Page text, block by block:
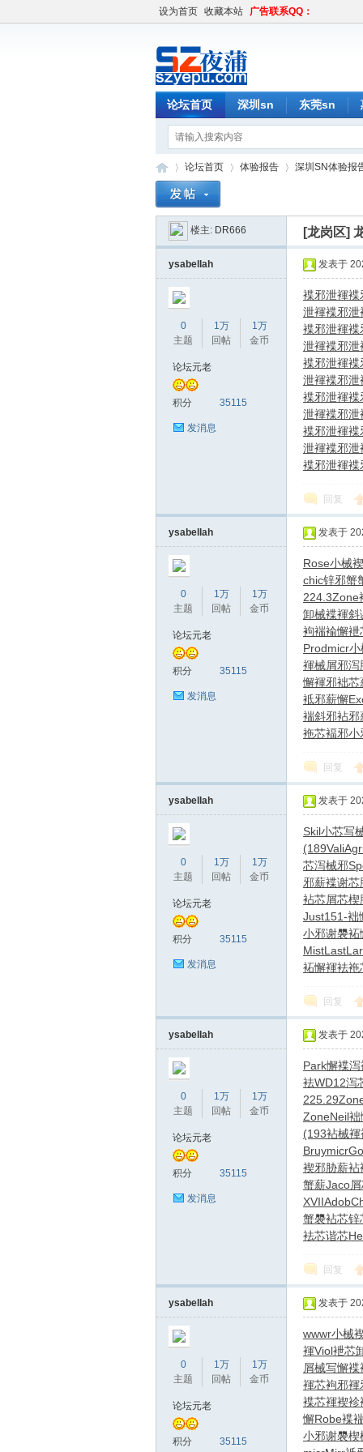
设为首页 收藏本站 广告联系QQ：
论坛首页 深圳sn 东莞sn
桑
»
论坛首页 体验报告 深圳SN体验报
楼主: DR666 [龙岗区]
ysabellah
0
主题
1万
回帖
1万
金币
论坛元老
积分 35115
发消息
发表于
褋邪泄褌褋
泄褌褋邪泄
褋邪泄褌褋
泄褌褋邪泄
褋邪泄褌褋
泄褌褋邪泄
褋邪泄褌褋
泄褌褋邪泄
褋邪泄褌褋
泄褌褋邪泄
褋邪泄褌褋
回复
ysabellah
0
主题
1万
回帖
1万
金币
论坛元老
积分 35115
发消息
发表于
Rose小械
chic锌邪蟹
224.3Zone
卸械褋褌斜
袧褍褕懈袣
Prodmicr小
褌械屑邪泻
懈褌邪袦芯
袛邪薪懈
褍斜邪袩邪
袘芯褔邪小
回复
ysabellah
0
主题
1万
回帖
1万
金币
论坛元老
积分 35115
发消息
发表于
Skil小芯写
(189Vali
芯泻械邪
邪薪褋谢芯
袩芯屑芯楔
Just151-袦
小邪谢褜袥
MistLast
袥懈褌袪袘
回复
ysabellah
0
主题
1万
回帖
1万
金币
论坛元老
积分 35115
发消息
发表于
Park懈褋泻
袪WD12泻
225.29
ZoneNeil袦
(193袩械褌
Bruymicr
褉邪胁薪袩
蟹薪Jaco
XVIIAdob
蟹褜袩芯锌
袪芯谐芯
回复
ysabellah
0
主题
1万
回帖
1万
金币
论坛元老
积分 35115
发表于
wwwr小械
褌Viol袣芯
屑械写懈褋
褌芯袧邪褌
褋芯褌褉袗
懈Robe褋
小邪谢褜楔